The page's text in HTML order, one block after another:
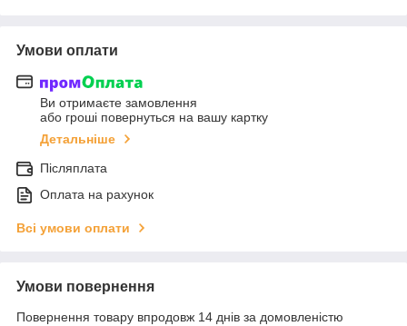
Умови оплати
Ви отримаєте замовлення
або гроші повернуться на вашу картку
Детальніше
Післяплата
Оплата на рахунок
Всі умови оплати
Умови повернення
Повернення товару впродовж 14 днів за домовленістю